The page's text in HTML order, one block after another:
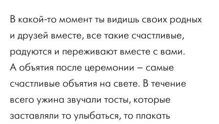
В какой-то момент ты видишь своих родных
и друзей вместе, все такие счастливые,
радуются и переживают вместе с вами.
А объятия после церемонии – самые
счастливые объятия на свете. В течение
всего ужина звучали тосты, которые
заставляли то улыбаться, то плакать